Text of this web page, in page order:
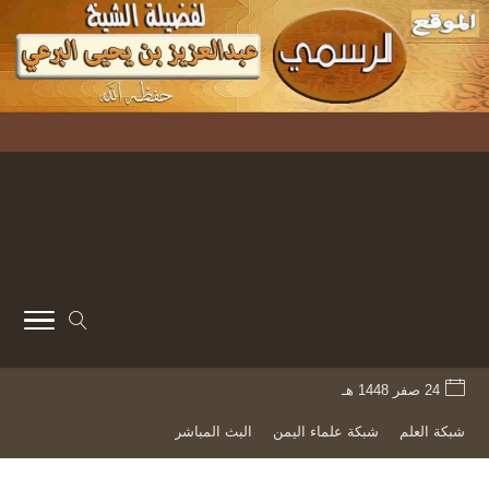
24 صفر 1448 هـ
شبكة العلم شبكة علماء اليمن البث المباشر